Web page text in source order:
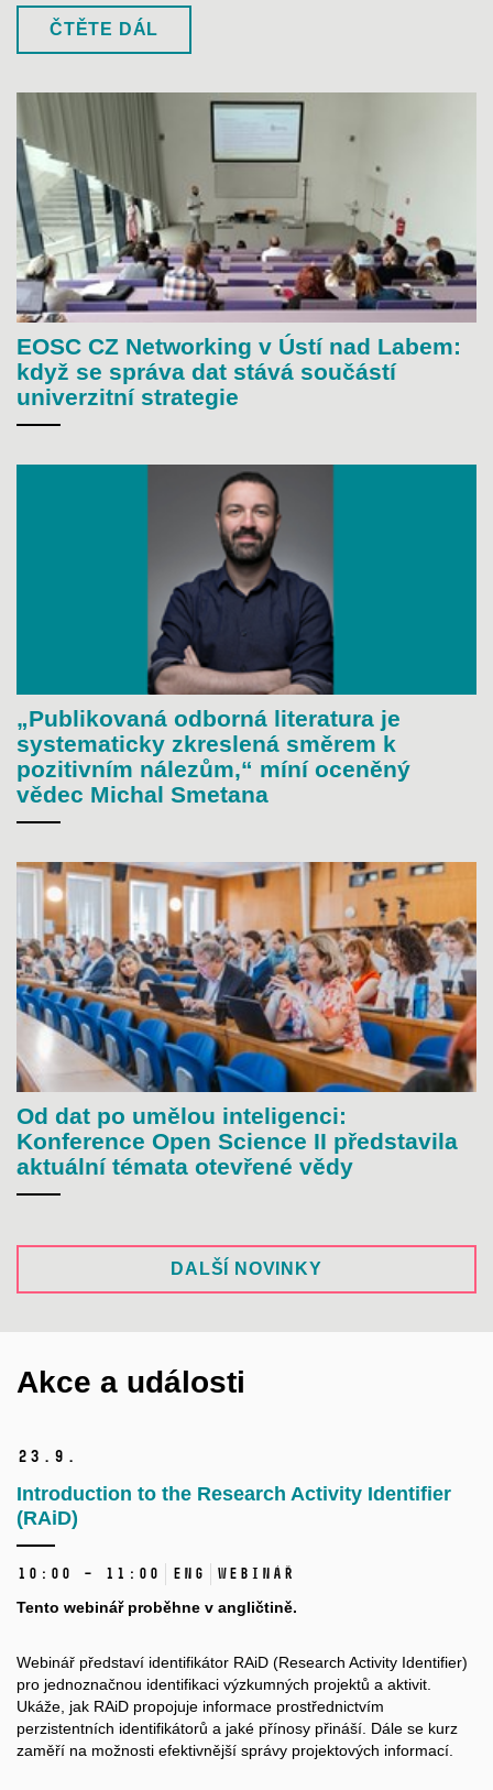
ČTĚTE DÁL
EOSC CZ Networking v Ústí nad Labem:
když se správa dat stává součástí
univerzitní strategie
„Publikovaná odborná literatura je
systematicky zkreslená směrem k
pozitivním nálezům,“ míní oceněný
vědec Michal Smetana
Od dat po umělou inteligenci:
Konference Open Science II představila
aktuální témata otevřené vědy
DALŠÍ NOVINKY
Akce a události
23. 9.
Introduction to the Research Activity Identifier
(RAiD)
10:00 – 11:00 ENG Webinář
Tento webinář proběhne v angličtině.
Webinář představí identifikátor RAiD (Research Activity Identifier)
pro jednoznačnou identifikaci výzkumných projektů a aktivit.
Ukáže, jak RAiD propojuje informace prostřednictvím
perzistentních identifikátorů a jaké přínosy přináší. Dále se kurz
zaměří na možnosti efektivnější správy projektových informací.